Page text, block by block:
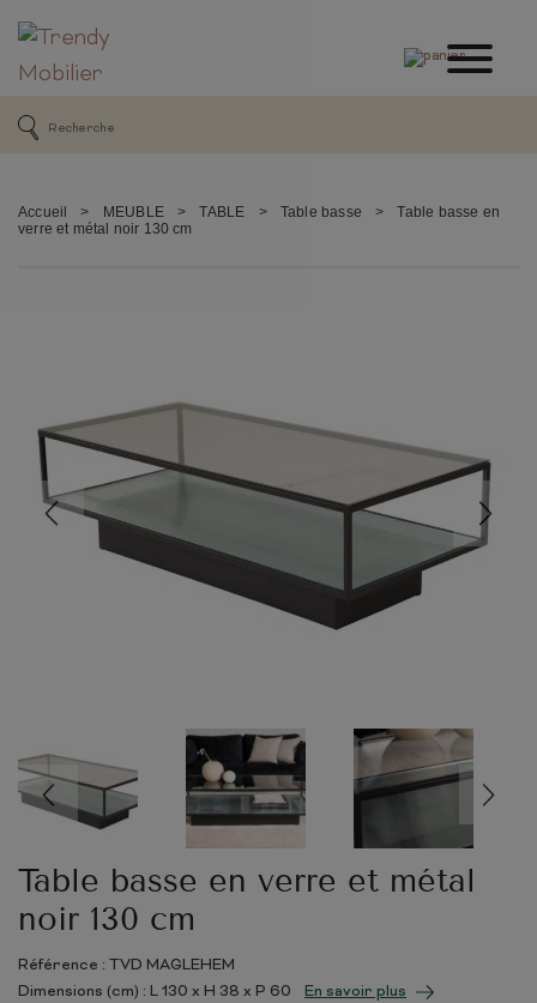
Accueil > MEUBLE > TABLE > Table basse >
Table basse en
verre et métal noir 130 cm
Table basse en verre et métal
noir 130 cm
Référence : TVD MAGLEHEM
Dimensions (cm) : L130 x H 38 x P 60 En savoir plus